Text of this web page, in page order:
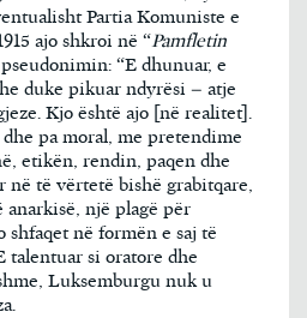
Partia Komuniste e
ajo shkroi në “Pamfletin
“E dhunuar, e
duke pikuar ndyrësi – atje
Kjo është ajo [në realitet].
pa moral, me pretendime
etikën, rendin, paqen dhe
të vërtetë bishë grabitqare,
një plagë për
në formën e saj të
talentuar si oratore dhe
Luksemburgu nuk u